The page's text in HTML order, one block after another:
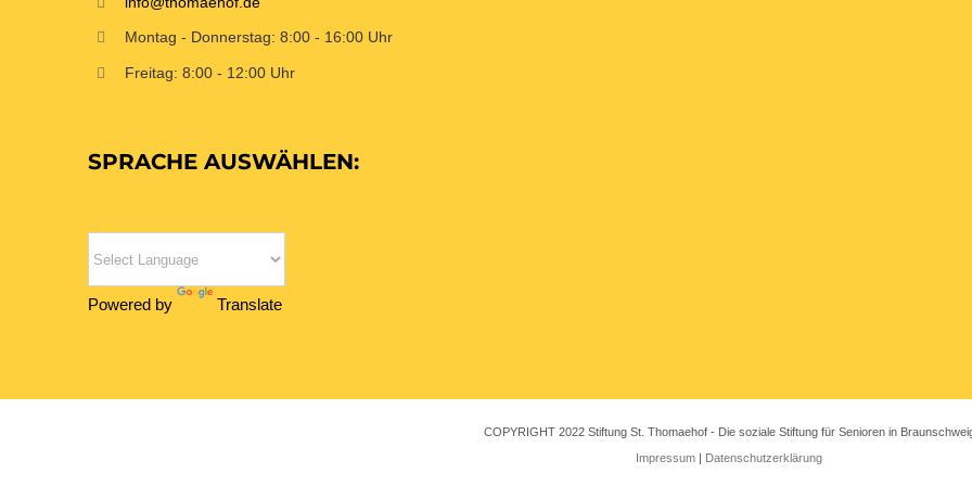
Montag - Donnerstag: 8:00 - 16:00 Uhr
Freitag: 8:00 - 12:00 Uhr
SPRACHE AUSWÄHLEN:
Powered by Translate
COPYRIGHT 2022 Stiftung St. Thomaehof - Die soziale Stiftung für Senioren in
Impressum | Datenschutzerklärung